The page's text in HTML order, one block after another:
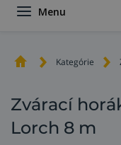
Menu
Kategórie
Zvárací
Lorch 8 m